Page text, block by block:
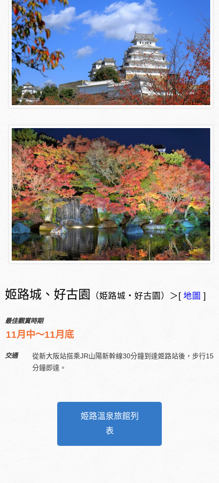
姬路城、好古園 （姫路城・好古園）＞[ 地圖 ]
最佳觀賞時期
11月中～11月底
交通
從新大阪站搭乘JR山陽新幹線30分鐘到達姬路站後，步行15
分鐘即達。
姫路溫泉旅館列
表